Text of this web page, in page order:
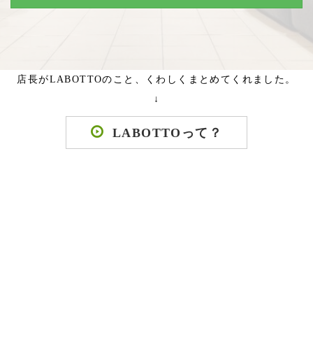
店長がLABOTTOのこと、くわしくまとめてくれました。
↓
LABOTTOって？